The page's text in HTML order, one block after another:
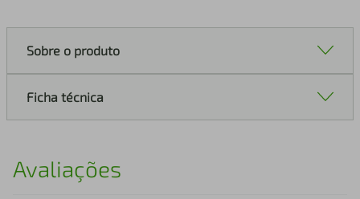
Sobre o produto
Ficha técnica
Avaliações